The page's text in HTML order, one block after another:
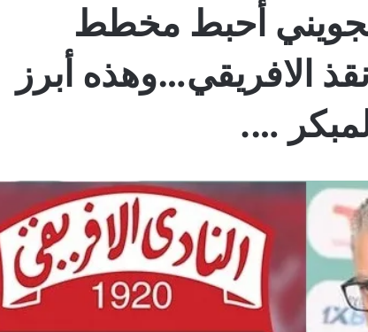
أحبط مخطط
الافريقي…وهذه أبرز
….